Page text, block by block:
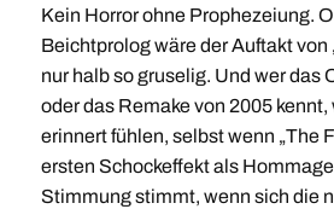
Kein Horror ohne Prophezeiung.
Beichtprolog wäre der Auftakt von
nur halb so gruselig. Und wer das
oder das Remake von 2005
erinnert fühlen, selbst wenn „The
ersten Schockeffekt als
Stimmung stimmt, wenn sich die